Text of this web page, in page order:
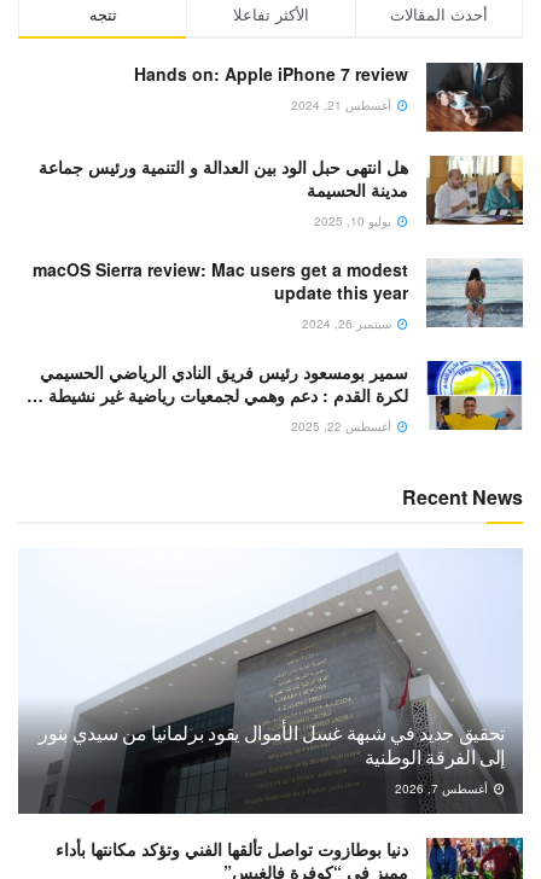
تتجه الأكثر تفاعلا أحدث المقالات
Hands on: Apple iPhone 7 review
أغسطس 21, 2024
هل انتهى حبل الود بين العدالة و التنمية ورئيس جماعة
مدينة الحسيمة
يوليو 10, 2025
macOS Sierra review: Mac users get a modest
update this year
سبتمبر 26, 2024
سمير بومسعود رئيس فريق النادي الرياضي الحسيمي
لكرة القدم : دعم وهمي لجمعيات رياضية غير نشيطة …
أغسطس 22, 2025
Recent News
تحقيق جديد في شبهة غسل الأموال يقود برلمانيا من سيدي بنور
إلى الفرقة الوطنية
أغسطس 7, 2026
دنيا بوطازوت تواصل تألقها الفني وتؤكد مكانتها بأداء
مميز في “كوفرة فالغيس”